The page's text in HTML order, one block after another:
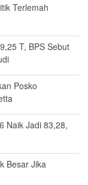
Terlemah
T, BPS Sebut
Posko
Naik Jadi 83,28,
Besar Jika